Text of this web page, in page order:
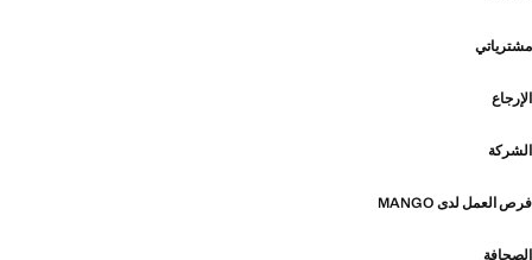
مشترياتي
الإرجاع
الشركة
فرص العمل لدى MANGO
الصحافة